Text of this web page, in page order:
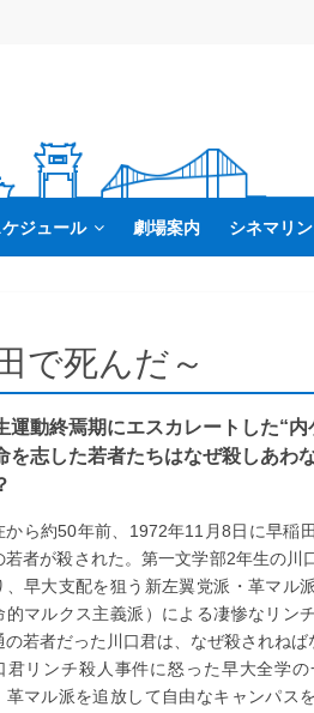
ジュール 劇場案内 シネマリ
で死んだ～
運動終焉期にエスカレートした“
を志した若者たちはなぜ殺しあわ
から約50年前、1972年11月8日に早稲
若者が殺された。第一文学部2年生の川
、早大支配を狙う新左翼党派・革マル
的マルクス主義派）による凄惨なリン
の若者だった川口君は、なぜ殺されねば
君リンチ殺人事件に怒った早大全学
革マル派を追放して自由なキャンパス